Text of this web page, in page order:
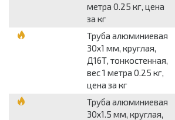
метра 0.25 кг, цена
за кг
Труба алюминиевая
30x1 мм, круглая,
Д16Т, тонкостенная,
вес 1 метра 0.25 кг,
цена за кг
Труба алюминиевая
30x1.5 мм, круглая,